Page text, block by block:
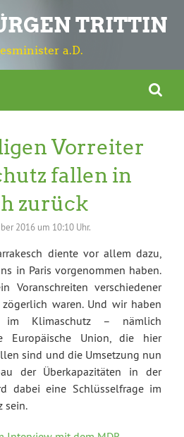
TRITTIN
a.D.
Vorreiter
fallen in
zurück
2016 um 10:10 Uhr.
diente vor allem dazu,
in Paris vorgenommen haben.
Voranschreiten verschiedener
waren. Und wir haben
im Klimaschutz – nämlich
Europäische Union, die hier
sind und die Umsetzung nun
der Überkapazitäten in der
dabei eine Schlüsselfrage im
sein.